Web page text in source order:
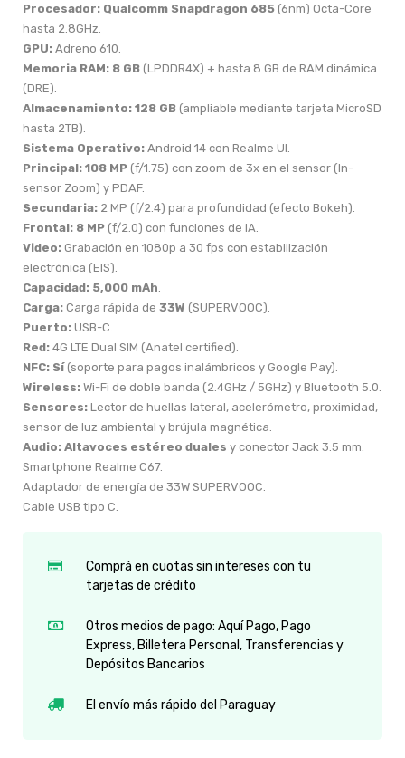
Procesador: Qualcomm Snapdragon 685 (6nm) Octa-Core
hasta 2.8GHz.
GPU: Adreno 610.
Memoria RAM: 8 GB (LPDDR4X) + hasta 8 GB de RAM dinámica
(DRE).
Almacenamiento: 128 GB (ampliable mediante tarjeta MicroSD
hasta 2TB).
Sistema Operativo: Android 14 con Realme UI.
Principal: 108 MP (f/1.75) con zoom de 3x en el sensor (In-
sensor Zoom) y PDAF.
Secundaria: 2 MP (f/2.4) para profundidad (efecto Bokeh).
Frontal: 8 MP (f/2.0) con funciones de IA.
Video: Grabación en 1080p a 30 fps con estabilización
electrónica (EIS).
Capacidad: 5,000 mAh
Carga: Carga rápida de 33W (SUPERVOOC).
Puerto: USB-C.
Red: 4G LTE Dual SIM (Anatel certified).
NFC: Sí(soporte para pagos inalámbricos y Google Pay).
Wireless: Wi-Fi de doble banda (2.4GHz / 5GHz) y Bluetooth 5.0.
Sensores: Lector de huellas lateral, acelerómetro, proximidad,
sensor de luz ambiental y brújula magnética.
Audio: Altavoces estéreo duales y conector Jack 3.5 mm.
Smartphone Realme C67.
Adaptador de energía de 33W SUPERVOOC.
Cable USB tipo C.
Comprá en cuotas sin intereses con tu
tarjetas de crédito
Otros medios de pago: Aquí Pago, Pago
Express, Billetera Personal, Transferencias y
Depósitos Bancarios
El envío más rápido del Paraguay